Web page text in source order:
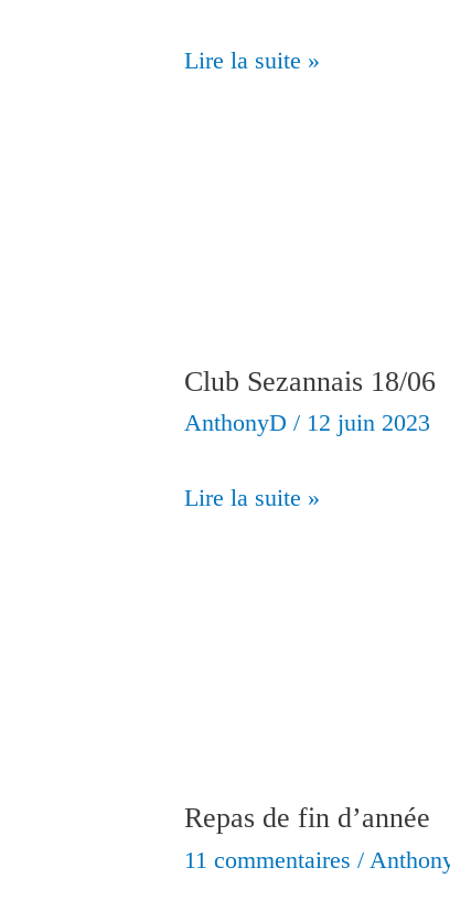
Reprise
Lire la suite »
Club Sezannais 18/06
AnthonyD / 12 juin 2023
Club
Lire la suite »
Repas de fin d’année
11 commentaires /